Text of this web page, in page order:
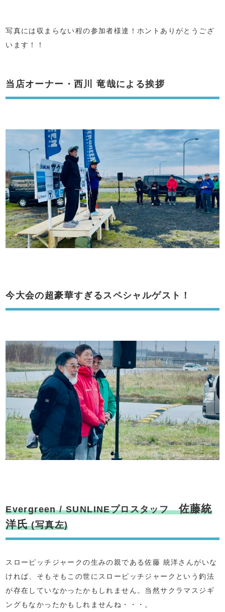
写真には収まらない程の参加者様達！ホントありがとうござ
います！！
当店オーナー・西川 竜哉による挨拶
今大会の超豪華すぎるスペシャルゲスト！
Evergreen / SUNLINEプロスタッフ佐藤統
洋氏(写真左)
スローピッチジャークの生みの親である佐藤 統洋さんがいな
ければ、そもそもこの世にスローピッチジャークという釣法
が存在していなかったかもしれません。当然サクラマスジギ
ングもなかったかもしれませんね・・・。